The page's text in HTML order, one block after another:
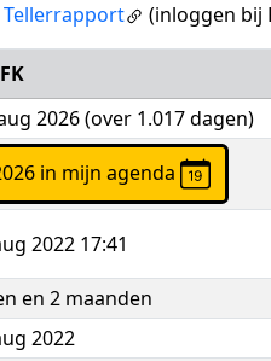
Tellerrapport (inloggen bij
2026 (over 1.017 dagen)
zo 9 aug 2026 in mijn agenda
2022 17:41
en 2 maanden
2022